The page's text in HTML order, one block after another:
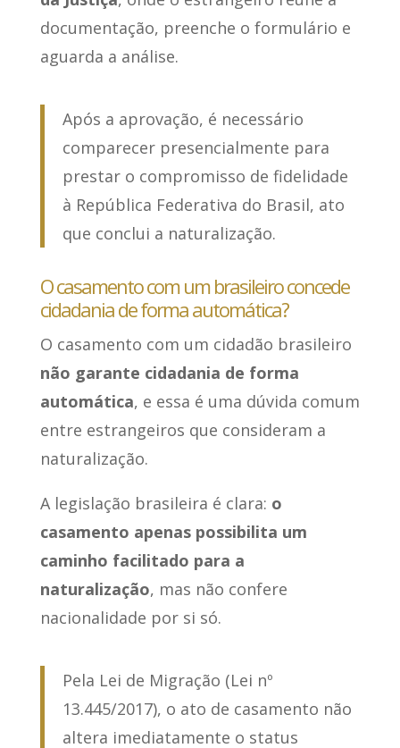
documentação, preenche o formulário e
aguarda a análise.
Após a aprovação, é necessário
comparecer presencialmente para
prestar o compromisso de fidelidade
à República Federativa do Brasil, ato
que conclui a naturalização.
O casamento com um brasileiro concede
cidadania de forma automática?
O casamento com um cidadão brasileiro
não garante cidadania de forma
automática, e essa é uma dúvida comum
entre estrangeiros que consideram a
naturalização.
A legislação brasileira é clara: o
casamento apenas possibilita um
caminho facilitado para a
naturalização, mas não confere
nacionalidade por si só.
Pela Lei de Migração (Lei nº
13.445/2017), o ato de casamento não
altera imediatamente o status